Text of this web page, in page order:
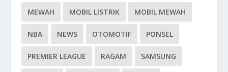
MEWAH MOBIL LISTRIK MOBIL MEWAH
NBA NEWS OTOMOTIF PONSEL
PREMIER LEAGUE RAGAM SAMSUNG